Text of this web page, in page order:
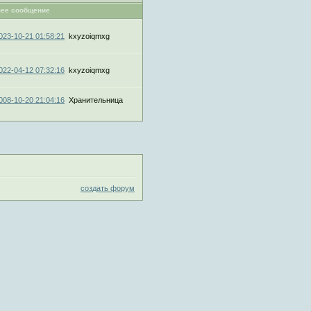
сообщение
10-21 01:58:21 kxyzoiqmxg
04-12 07:32:16 kxyzoiqmxg
10-20 21:04:16 Хранительница
создать форум